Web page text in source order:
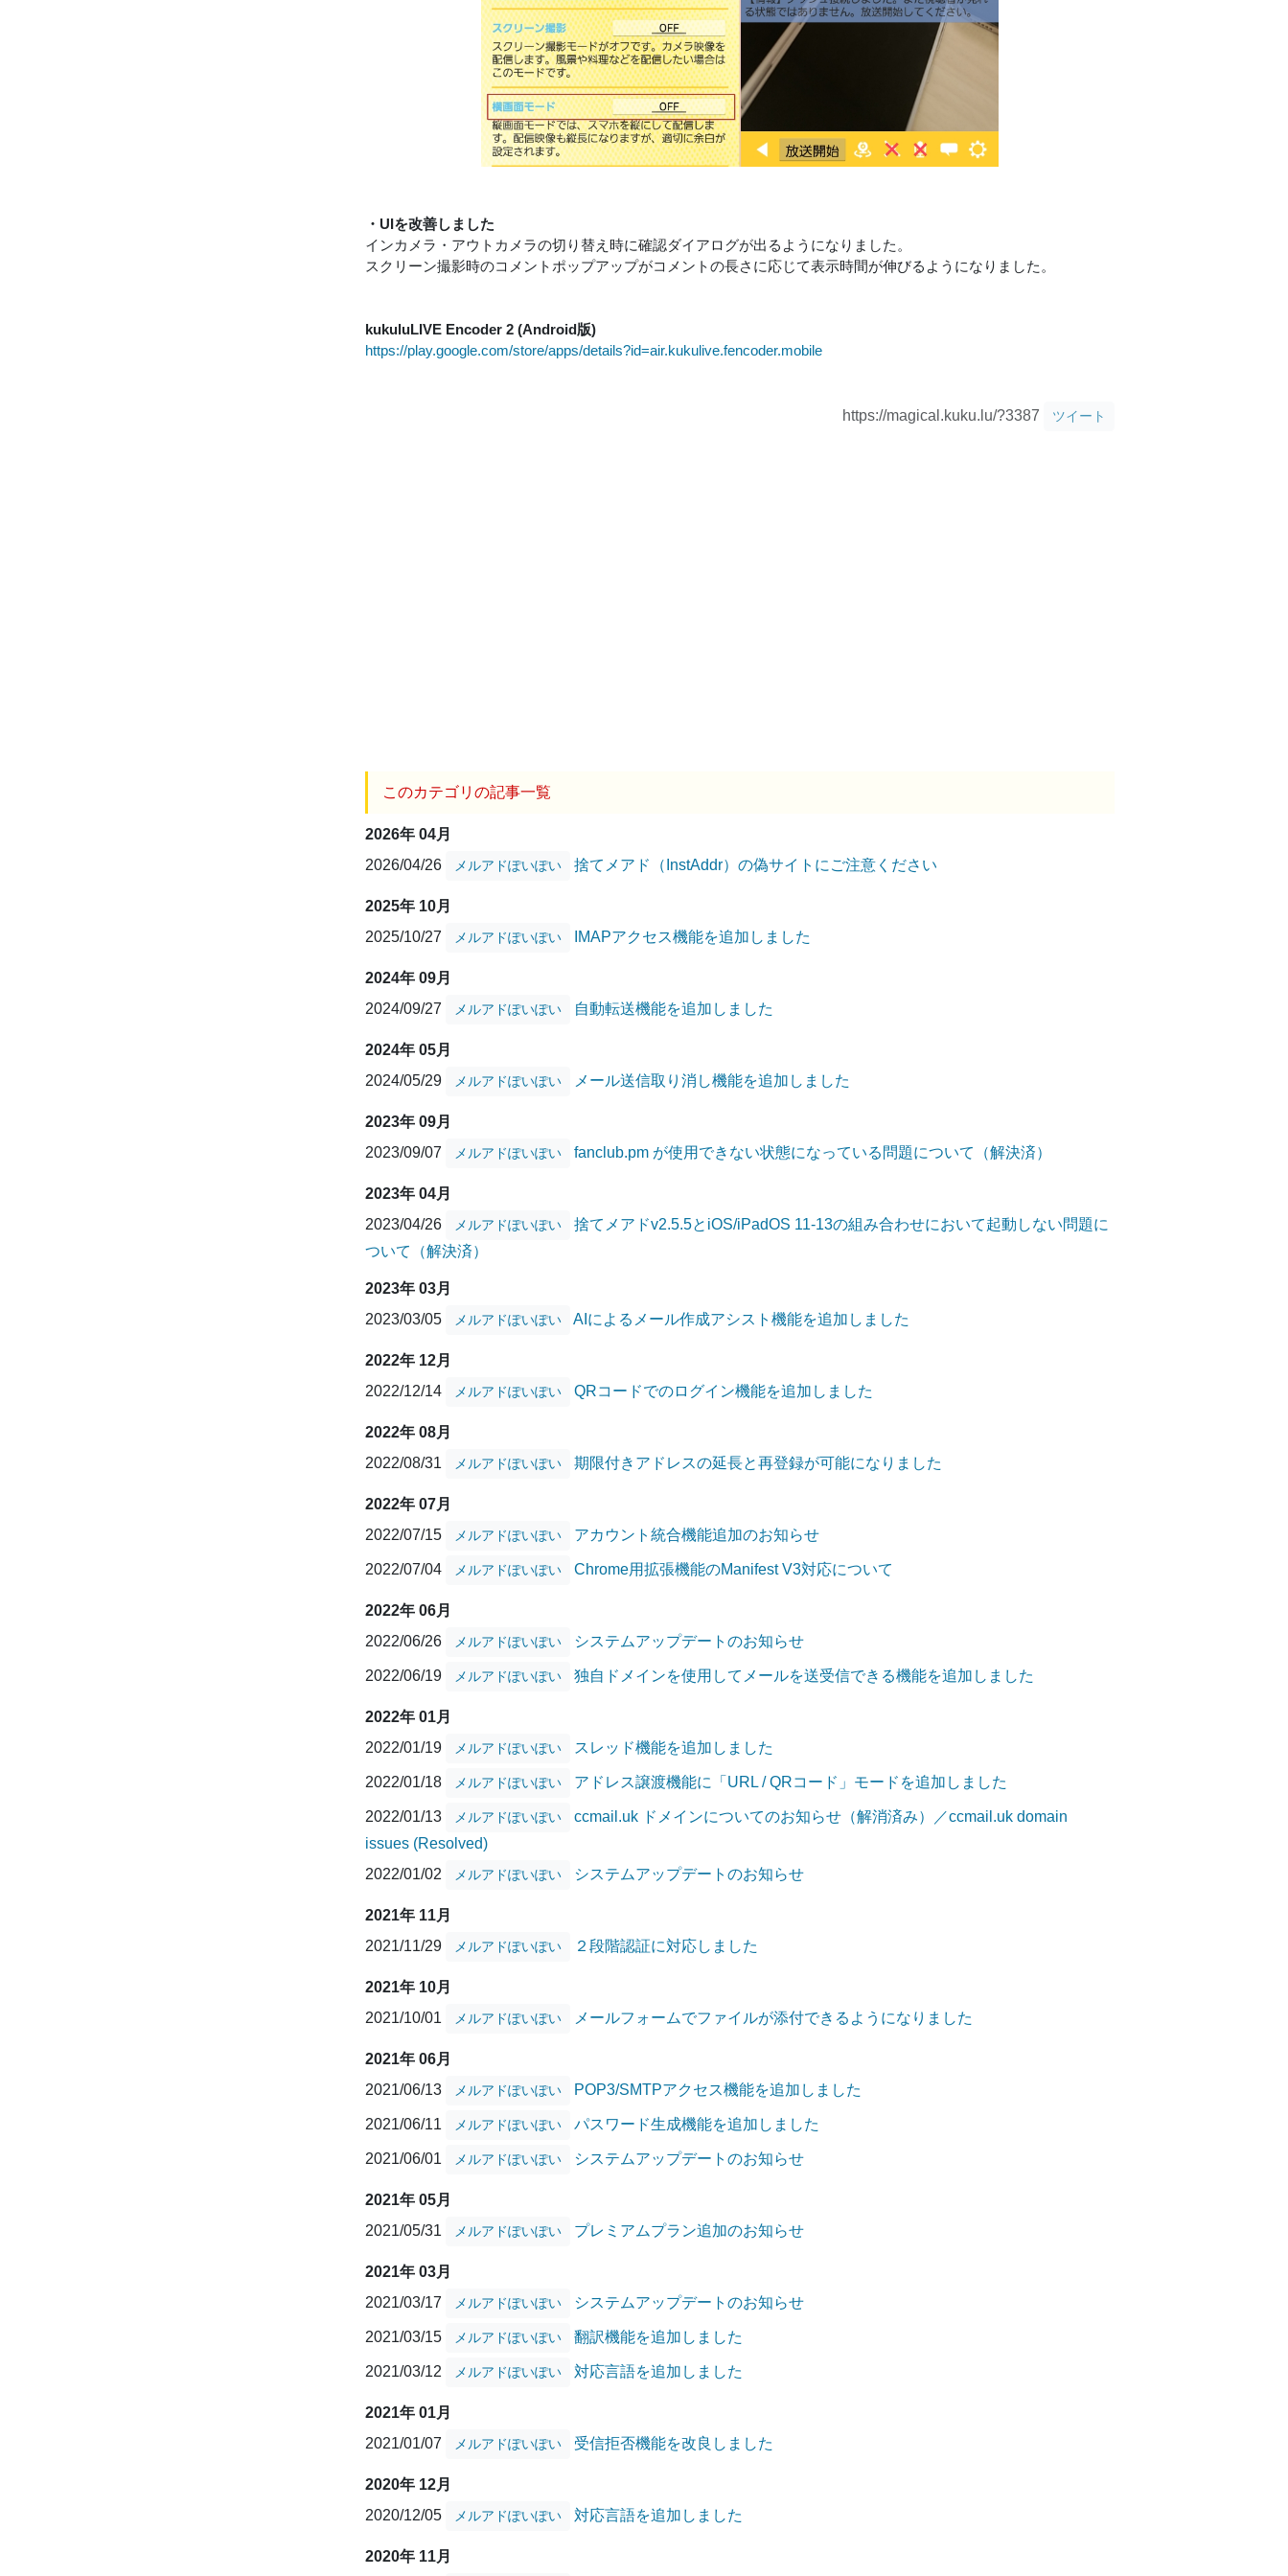
・UIを改善しました
インカメラ・アウトカメラの切り替え時に確認ダイアログが出るようになりました。
スクリーン撮影時のコメントポップアップがコメントの長さに応じて表示時間が伸びるようになりました。
kukuluLIVE Encoder 2 (Android版)
https://play.google.com/store/apps/details?id=air.kukulive.fencoder.mobile
https://magical.kuku.lu/?3387 ツイート
このカテゴリの記事一覧
2026年 04月
2026/04/26
メルアドぽいぽい 捨てメアド（InstAddr）の偽サイトにご注意ください
2025年 10月
2025/10/27
メルアドぽいぽい IMAPアクセス機能を追加しました
2024年 09月
2024/09/27
メルアドぽいぽい 自動転送機能を追加しました
2024年 05月
2024/05/29
メルアドぽいぽい メール送信取り消し機能を追加しました
2023年 09月
2023/09/07
メルアドぽいぽい fanclub.pm が使用できない状態になっている問題について（解決済）
2023年 04月
2023/04/26
メルアドぽいぽい
捨てメアドv2.5.5とiOS/iPadOS 11-13の組み合わせにおいて起動しない問題に
ついて（解決済）
2023年 03月
2023/03/05
メルアドぽいぽい AIによるメール作成アシスト機能を追加しました
2022年 12月
2022/12/14
メルアドぽいぽい QRコードでのログイン機能を追加しました
2022年 08月
2022/08/31
メルアドぽいぽい 期限付きアドレスの延長と再登録が可能になりました
2022年 07月
2022/07/15
メルアドぽいぽい アカウント統合機能追加のお知らせ
2022/07/04 メルアドぽいぽい Chrome用拡張機能のManifest V3対応について
2022年 06月
2022/06/26
メルアドぽいぽい システムアップデートのお知らせ
2022/06/19 メルアドぽいぽい 独自ドメインを使用してメールを送受信できる機能を追加しました
2022年 01月
2022/01/19
メルアドぽいぽい スレッド機能を追加しました
2022/01/18 メルアドぽいぽい アドレス譲渡機能に「URL / QRコード」モードを追加しました
2022/01/13 メルアドぽいぽい
ccmail.uk ドメインについてのお知らせ（解消済み）／ccmail.uk domain
issues (Resolved)
2022/01/02
メルアドぽいぽい システムアップデートのお知らせ
2021年 11月
2021/11/29
メルアドぽいぽい ２段階認証に対応しました
2021年 10月
2021/10/01
メルアドぽいぽい メールフォームでファイルが添付できるようになりました
2021年 06月
2021/06/13
メルアドぽいぽい POP3/SMTPアクセス機能を追加しました
2021/06/11 メルアドぽいぽい パスワード生成機能を追加しました
2021/06/01 メルアドぽいぽい システムアップデートのお知らせ
2021年 05月
2021/05/31
メルアドぽいぽい プレミアムプラン追加のお知らせ
2021年 03月
2021/03/17
メルアドぽいぽい システムアップデートのお知らせ
2021/03/15 メルアドぽいぽい 翻訳機能を追加しました
2021/03/12 メルアドぽいぽい 対応言語を追加しました
2021年 01月
2021/01/07
メルアドぽいぽい 受信拒否機能を改良しました
2020年 12月
2020/12/05
メルアドぽいぽい 対応言語を追加しました
2020年 11月